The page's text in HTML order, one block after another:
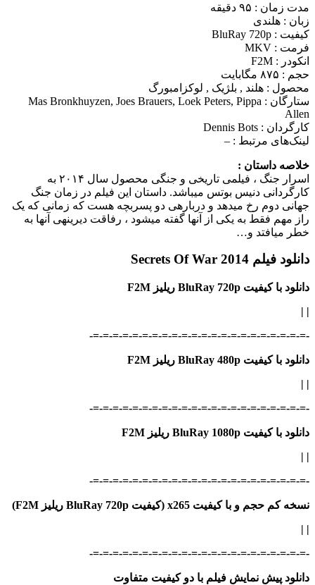
مدت زمان : ۹۵ دقیقه
زبان : هلندی
کیفیت : BluRay 720p
فرمت : MKV
انکودر : F2M
حجم : ۸۷۵ مگابایت
محصول : هلند , بلژیک , لوکزامبورگ
ستارگان : Mas Bronkhuyzen, Joes Brauers, Loek Peters, Pippa
Allen
کارگردان : Dennis Bots
لینک‌های مرتبط : –
خلاصه داستان :
اسرار جنگ ، فیلمی تاریخی و جنگی محصول سال ۲۰۱۴ به
کارگردانی دنیس بوتس می‎باشد. داستان این فیلم در زمان جنگ
جهانی دوم رخ می‎دهد و درباره‎ی دو پسربچه هست که زمانی که یک
راز مهم فقط به یکی از آنها گفته می‎شود ، رفاقت دیرینه‎ی آنها به
خطر می‎افتد و…
دانلود فیلم Secrets Of War 2014
دانلود با کیفیت BluRay 720p ریلیز F2M
|
|
-=-=-=-=-=-=-=-=-=-=-=-=-=-=-=-=-=-=-=-=-=-=-
دانلود با کیفیت BluRay 480p ریلیز F2M
|
|
-=-=-=-=-=-=-=-=-=-=-=-=-=-=-=-=-=-=-=-=-=-=-
دانلود با کیفیت BluRay 1080p ریلیز F2M
|
|
-=-=-=-=-=-=-=-=-=-=-=-=-=-=-=-=-=-=-=-=-=-=-
نسخه کم حجم و با کیفیت x265 (کیفیت BluRay 720p ریلیز F2M)
| |
-=-=-=-=-=-=-=-=-=-=-=-=-=-=-=-=-=-=-=-=-=-=-
دانلود پیش نمایش فیلم با دو کیفیت متفاوت